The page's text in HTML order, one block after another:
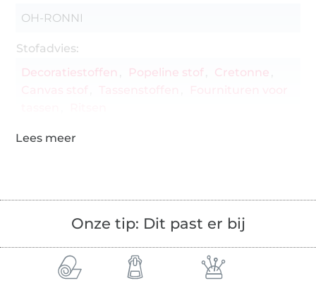
OH-RONNI
Stofadvies:
Decoratiestoffen
Popeline stof
Cretonne
Onze tip: Dit past er bij